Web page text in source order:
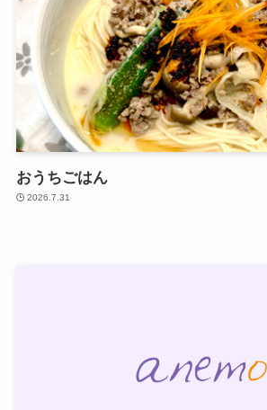
おうちごはん
2026.7.31